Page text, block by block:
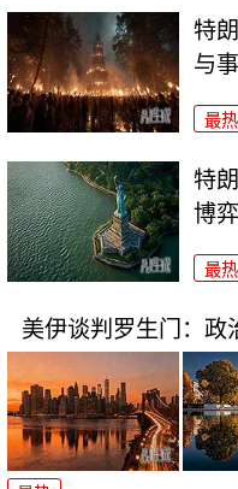
特
与
最热
特
博
最热
美伊谈判罗生门：政